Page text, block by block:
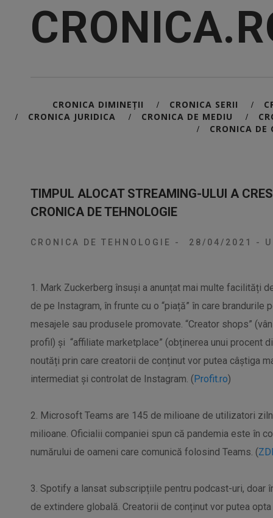
CRONICA DIMINEȚII / CRONICA SERII /
/ CRONICA JURIDICA / CRONICA DE MEDIU /
/ CRONICA DE
TIMPUL ALOCAT STREAMING-ULUI A
CRONICA DE TEHNOLOGIE
CRONICA DE TEHNOLOGIE - 28/04/2021 -
1. Mark Zuckerberg însuși a anunțat mai multe facilități
de pe Instagram, în frunte cu o “piață” în care
mesajele sau produsele promovate. “Creator shops”
profil) și “affiliate marketplace” (obținerea unui procent
noutăți prin care creatorii de conținut vor putea câștiga
intermediat și controlat de Instagram. (Profit.ro)
2. Microsoft Teams are 145 de milioane de utilizatori
milioane. Oficialii companiei spun că pandemia este în
numărului de oameni care comunică folosind Teams. (
3. Spotify a lansat subscripțiile pentru podcast-uri, doar
de extindere globală. Creatorii de conținut vor putea